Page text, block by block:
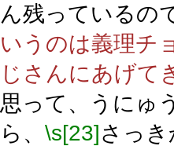
ん残っているの
いうのは義理チ
じさんにあげて
思って、うにゅ
ら、 \s[23]さっ